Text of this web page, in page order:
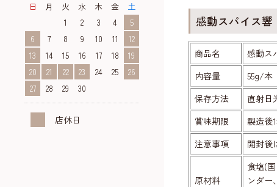
日 月 火 水 木 金
土
1
2 3 4
5
6
7 8 9 10 11
12
13
14 15 16 17 18
19
20
21 22 23 24 25
26
27
28 29 30
店休日
感動スパイス響
商品名
感動ス
内容量
55g/本
保存方法
直射日
賞味期限
製造後
注意事項
開封後
原材料
食塩(
ンダー